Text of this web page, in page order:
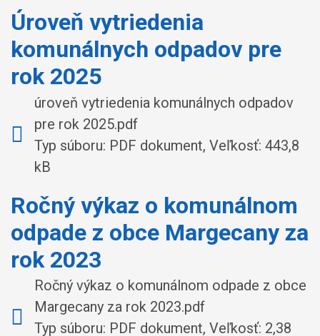
Úroveň vytriedenia
komunálnych odpadov pre
rok 2025
úroveň vytriedenia komunálnych odpadov
pre rok 2025.pdf
Typ súboru: PDF dokument, Veľkosť: 443,8
kB
Ročný výkaz o komunálnom
odpade z obce Margecany za
rok 2023
Ročný výkaz o komunálnom odpade z obce
Margecany za rok 2023.pdf
Typ súboru: PDF dokument, Veľkosť: 2,38